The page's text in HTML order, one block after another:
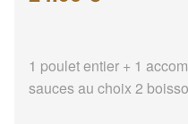
1 poulet entier + 1
sauces au choix 2